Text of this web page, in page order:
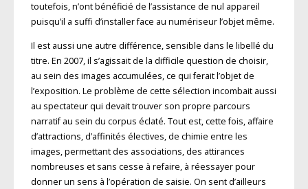
toutefois, n’ont bénéficié de l’assistance de nul appareil
puisqu’il a suffi d’installer face au numériseur l’objet même.
Il est aussi une autre différence, sensible dans le libellé du
titre. En 2007, il s’agissait de la difficile question de choisir,
au sein des images accumulées, ce qui ferait l’objet de
l’exposition. Le problème de cette sélection incombait aussi
au spectateur qui devait trouver son propre parcours
narratif au sein du corpus éclaté. Tout est, cette fois, affaire
d’attractions, d’affinités électives, de chimie entre les
images, permettant des associations, des attirances
nombreuses et sans cesse à refaire, à réessayer pour
donner un sens à l’opération de saisie. On sent d’ailleurs